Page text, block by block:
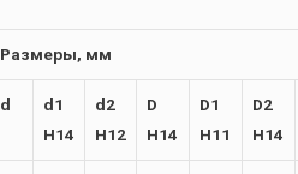
Размеры, мм
d
d1
H14
d2
H12
D
H14
D1
H11
D2
H14